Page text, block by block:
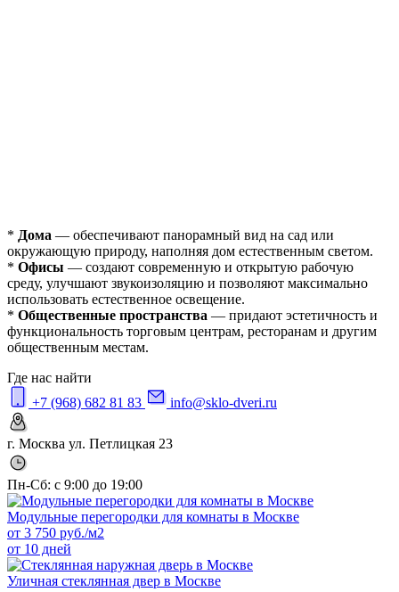
* Дома — обеспечивают панорамный вид на сад или
окружающую природу, наполняя дом естественным светом.
* Офисы — создают современную и открытую рабочую
среду, улучшают звукоизоляцию и позволяют максимально
использовать естественное освещение.
* Общественные пространства — придают эстетичность и
функциональность торговым центрам, ресторанам и другим
общественным местам.
Где нас найти
+7 (968) 682 81 83
info@sklo-dveri.ru
г. Москва ул. Петлицкая 23
Пн-Сб: с 9:00 до 19:00
Модульные перегородки для комнаты в Москве
от 3 750 руб./м2
от 10 дней
Уличная стеклянная двер в Москве